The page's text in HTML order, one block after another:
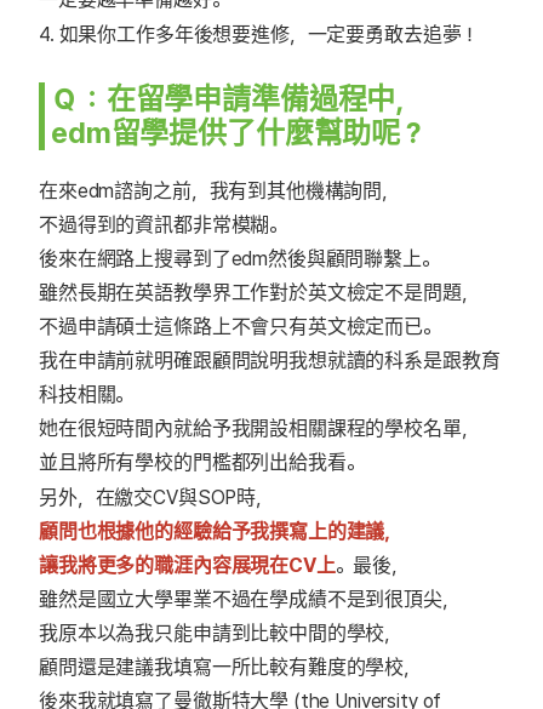
4. 如果你工作多年後想要進修，一定要勇敢去追夢！
Ｑ：在留學申請準備過程中，
edm留學提供了什麼幫助呢？
在來edm諮詢之前，我有到其他機構詢問，
不過得到的資訊都非常模糊。
後來在網路上搜尋到了edm然後與顧問聯繫上。
雖然長期在英語教學界工作對於英文檢定不是問題，
不過申請碩士這條路上不會只有英文檢定而已。
我在申請前就明確跟顧問說明我想就讀的科系是跟教育
科技相關。
她在很短時間內就給予我開設相關課程的學校名單，
並且將所有學校的門檻都列出給我看。
另外，在繳交CV與SOP時，
顧問也根據他的經驗給予我撰寫上的建議，
讓我將更多的職涯內容展現在CV上。最後，
雖然是國立大學畢業不過在學成績不是到很頂尖，
我原本以為我只能申請到比較中間的學校，
顧問還是建議我填寫一所比較有難度的學校，
後來我就填寫了曼徹斯特大學 (the University of